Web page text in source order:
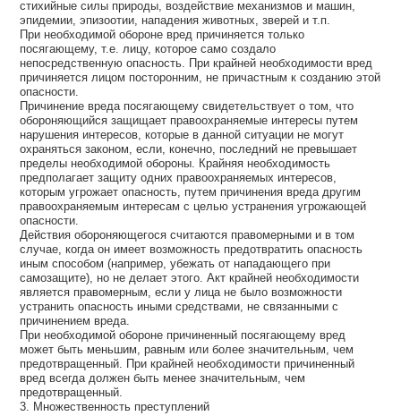
стихийные силы природы, воздействие механизмов и машин,
эпидемии, эпизоотии, нападения животных, зверей и т.п.
При необходимой обороне вред причиняется только
посягающему, т.е. лицу, которое само создало
непосредственную опасность. При крайней необходимости вред
причиняется лицом посторонним, не причастным к созданию этой
опасности.
Причинение вреда посягающему свидетельствует о том, что
обороняющийся защищает правоохраняемые интересы путем
нарушения интересов, которые в данной ситуации не могут
охраняться законом, если, конечно, последний не превышает
пределы необходимой обороны. Крайняя необходимость
предполагает защиту одних правоохраняемых интересов,
которым угрожает опасность, путем причинения вреда другим
правоохраняемым интересам с целью устранения угрожающей
опасности.
Действия обороняющегося считаются правомерными и в том
случае, когда он имеет возможность предотвратить опасность
иным способом (например, убежать от нападающего при
самозащите), но не делает этого. Акт крайней необходимости
является правомерным, если у лица не было возможности
устранить опасность иными средствами, не связанными с
причинением вреда.
При необходимой обороне причиненный посягающему вред
может быть меньшим, равным или более значительным, чем
предотвращенный. При крайней необходимости причиненный
вред всегда должен быть менее значительным, чем
предотвращенный.
3. Множественность преступлений